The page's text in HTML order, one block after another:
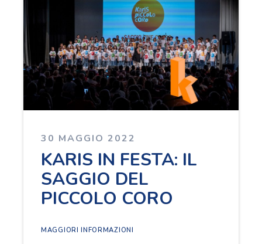
30 MAGGIO 2022
KARIS IN FESTA: IL
SAGGIO DEL
PICCOLO CORO
MAGGIORI INFORMAZIONI